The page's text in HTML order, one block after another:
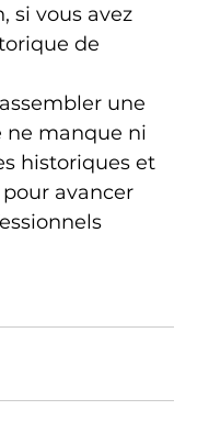
si vous avez
de
une
ne manque ni
historiques et
avancer